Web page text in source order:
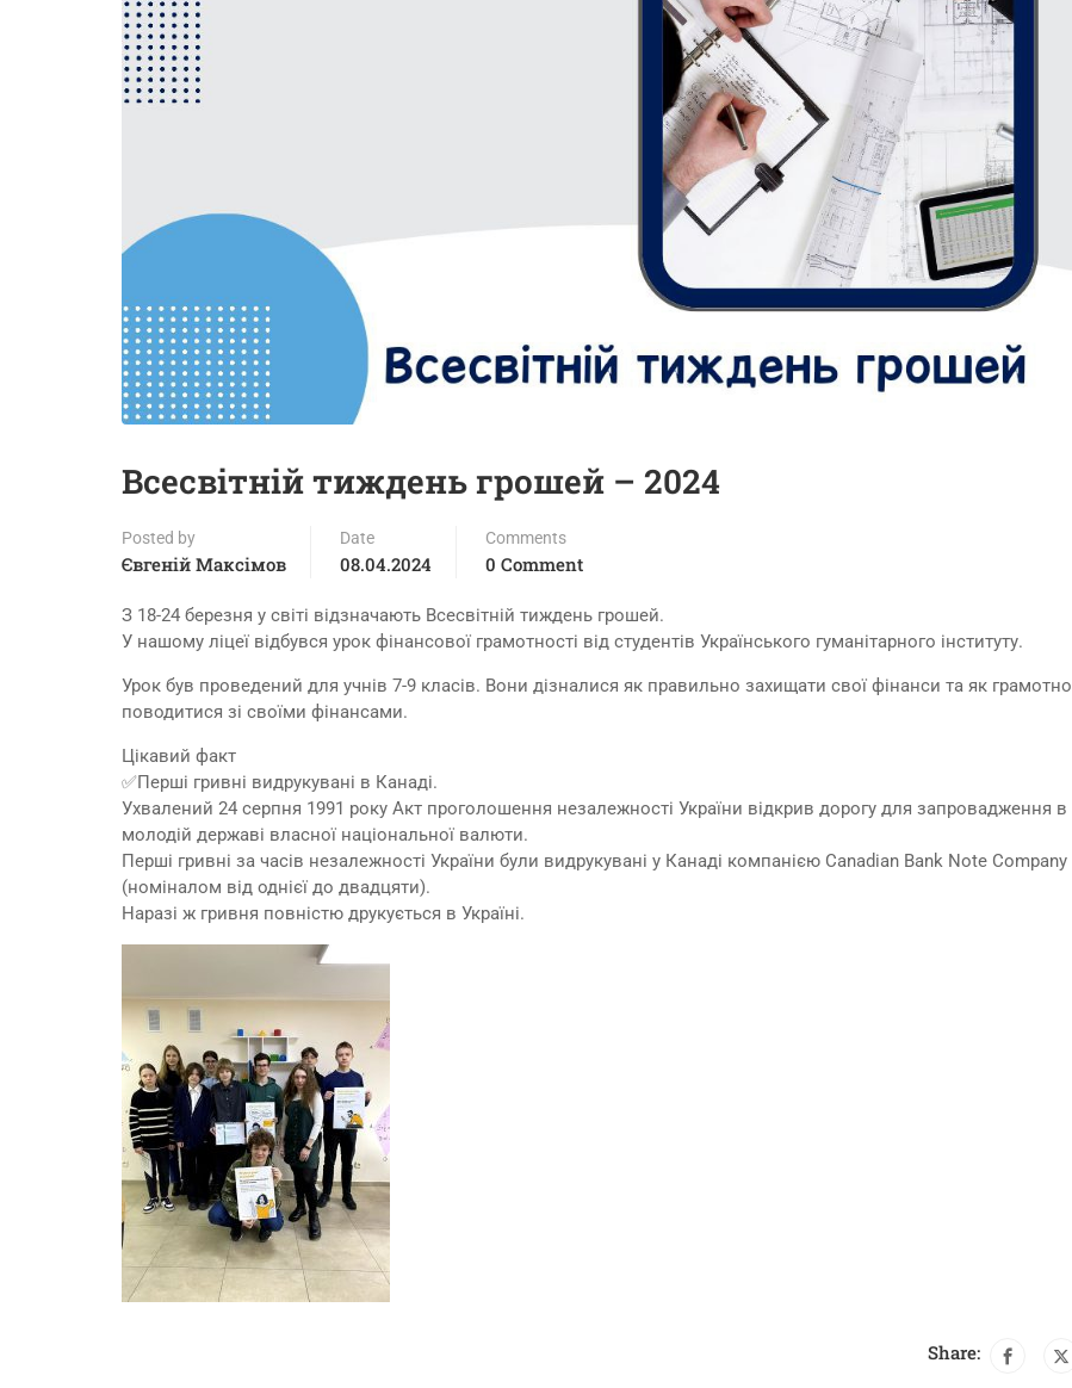
Всесвітній тиждень грошей – 2024
Posted by
Євгеній Максімов
Date
08.04.2024
Comments
0 Comment
З 18-24 березня у світі відзначають Всесвітній тиждень грошей.
У нашому ліцеї відбувся урок фінансової грамотності від студентів Українського гуманітарного інституту.
Урок був проведений для учнів 7-9 класів. Вони дізналися як правильно захищати свої фінанси та як грамотно
поводитися зі своїми фінансами.
Цікавий факт
✅Перші гривні видрукувані в Канаді.
Ухвалений 24 серпня 1991 року Акт проголошення незалежності України відкрив дорогу для запровадження в
молодій державі власної національної валюти.
Перші гривні за часів незалежності України були видрукувані у Канаді компанією Canadian Bank Note Company
(номіналом від однієї до двадцяти).
Наразі ж гривня повністю друкується в Україні.
Share: